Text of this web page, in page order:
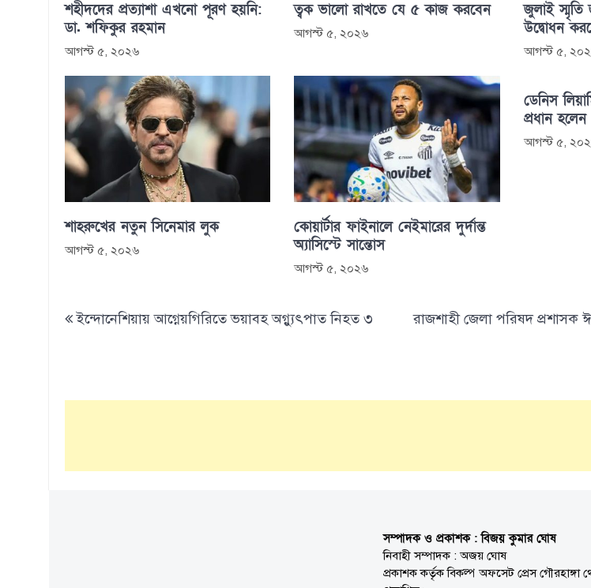
শহীদদের প্রত্যাশা এখনো পূরণ হয়নি:
ডা. শফিকুর রহমান
আগস্ট ৫, ২০২৬
ত্বক ভালো রাখতে যে ৫ কাজ করবেন
আগস্ট ৫, ২০২৬
জুলাই স্মৃতি
উদ্বোধন
আগস্ট ৫,
শাহরুখের নতুন সিনেমার লুক
আগস্ট ৫, ২০২৬
কোয়ার্টার ফাইনালে নেইমারের দুর্দান্ত
অ্যাসিস্টে সান্তোস
আগস্ট ৫, ২০২৬
ডেনিস
প্রধান হলেন
আগস্ট ৫,
Post
navigation
ইন্দোনেশিয়ায় আগ্নেয়গিরিতে ভয়াবহ অগ্ন্যুৎপাত নিহত ৩
রাজশাহী জেলা পরিষদ
সম্পাদক ও প্রকাশক : বিজয় কুমার ঘোষ
নিবাহী সম্পাদক : অজয় ঘোষ
প্রকাশক কর্তৃক বিকল্প অফসেট প্রেস গৌরহাঙ্গা